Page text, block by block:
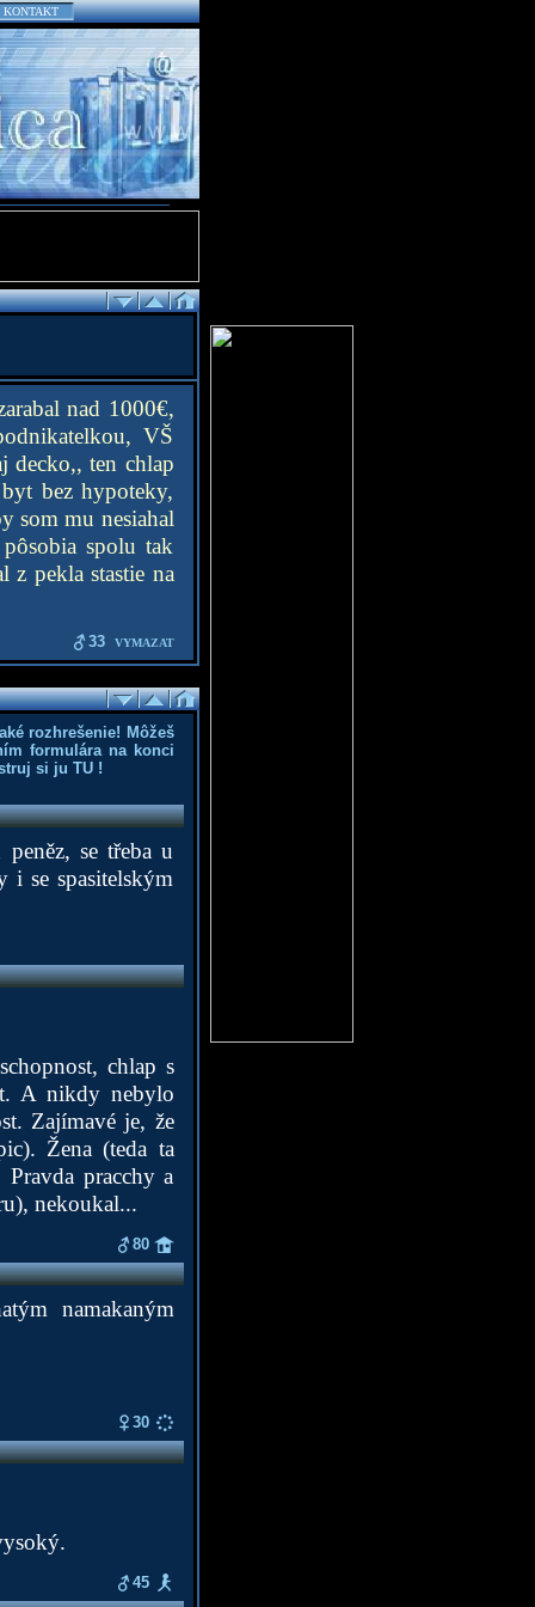
KONTAKT
nad 1000€,
VŠ
decko,, ten chlap
bez hypoteky,
som mu nesiahal
spolu tak
z pekla stastie na
33 VYMAZAT
rozhrešenie! Môžeš
formulára na konci
si ju TU!
se třeba u
i se spasitelským
chlap s
A nikdy nebylo
Zajímavé je, že
Žena (teda ta
pracchy a
nekoukal...
80
namakaným
30
45